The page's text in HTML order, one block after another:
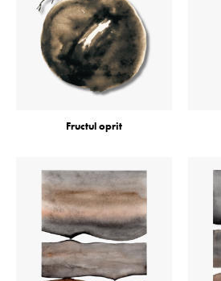
Fructul oprit